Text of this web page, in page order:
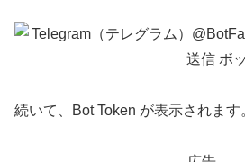
続いて、Bot Token が表示されます